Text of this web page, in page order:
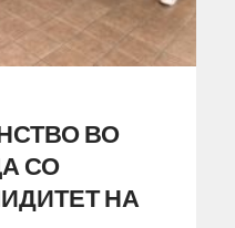
ВО
СО
НА